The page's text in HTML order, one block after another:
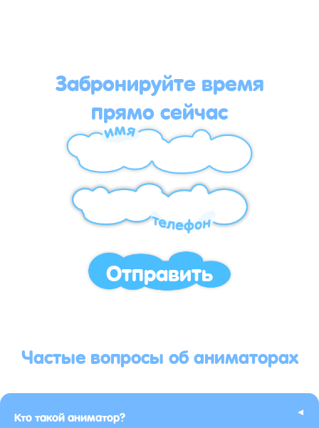
Забронируйте время
прямо сейчас
Отправить
Частые вопросы об аниматорах
Кто такой аниматор? ▸